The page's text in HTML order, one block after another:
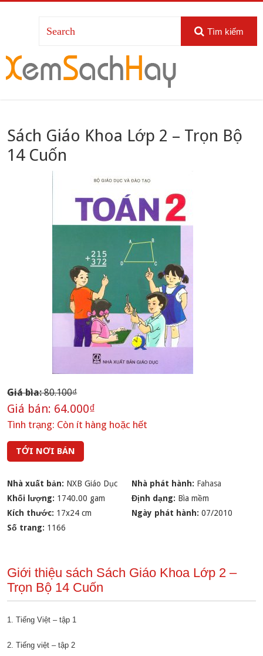
Tìm kiếm
Sách Giáo Khoa Lớp 2 – Trọn Bộ
14 Cuốn
Giá bìa:80.100₫
Giá bán: 64.000₫
Tình trạng: Còn ít hàng hoặc hết
TỚI NƠI BÁN
Nhà xuất bản: NXB Giáo Dục Nhà phát hành: Fahasa
Khối lượng: 1740.00 gam Định dạng: Bìa mềm
Kích thước: 17x24 cm Ngày phát hành: 07/2010
Số trang: 1166
Giới thiệu sách Sách Giáo Khoa Lớp 2 –
Trọn Bộ 14 Cuốn
1. Tiếng Việt – tập 1
2. Tiếng việt – tập 2